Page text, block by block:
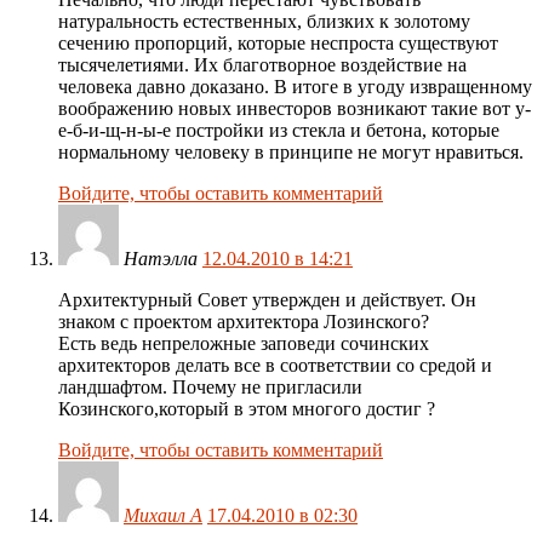
натуральность естественных, близких к золотому
сечению пропорций, которые неспроста существуют
тысячелетиями. Их благотворное воздействие на
человека давно доказано. В итоге в угоду извращенному
воображению новых инвесторов возникают такие вот у-
е-б-и-щ-н-ы-е постройки из стекла и бетона, которые
нормальному человеку в принципе не могут нравиться.
Войдите, чтобы оставить комментарий
Натэлла 12.04.2010 в 14:21
Архитектурный Совет утвержден и действует. Он
знаком с проектом архитектора Лозинского?
Есть ведь непреложные заповеди сочинских
архитекторов делать все в соответствии со средой и
ландшафтом. Почему не пригласили
Козинского,который в этом многого достиг ?
Войдите, чтобы оставить комментарий
Михаил А 17.04.2010 в 02:30